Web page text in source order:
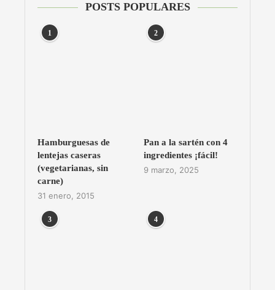
POSTS POPULARES
1
Hamburguesas de
lentejas caseras
(vegetarianas, sin
carne)
31 enero, 2015
2
Pan a la sartén con 4
ingredientes ¡fácil!
9 marzo, 2025
3 4